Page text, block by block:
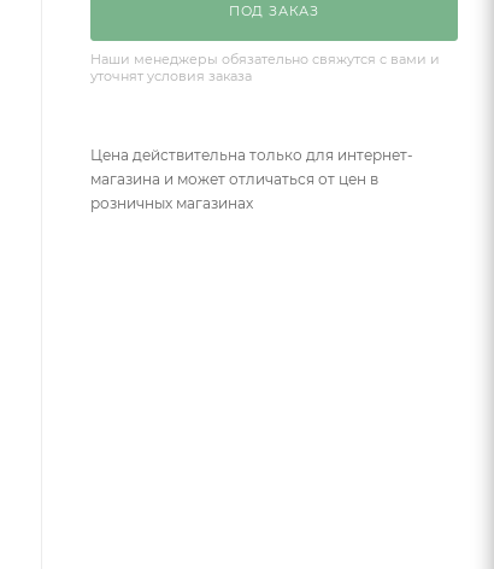
ПОД ЗАКАЗ
Наши менеджеры обязательно свяжутся с вами и
уточнят условия заказа
Цена действительна только для интернет-
магазина и может отличаться от цен в
розничных магазинах